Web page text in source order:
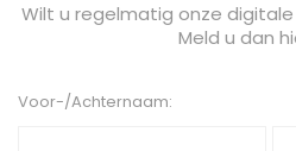
Wilt u regelmatig onze
Meld u dan
Voor-/Achternaam: